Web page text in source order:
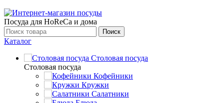
Посуда для HoReCa и дома
Поиск
Каталог
Столовая посуда
Столовая посуда
Кофейники
Кружки
Салатники